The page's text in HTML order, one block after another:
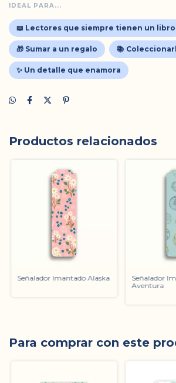
IDEAL PARA...
📖 Lectores que siempre tienen un libro
🎁 Sumar a un regalo 📚
✨ Un detalle que enamora
Productos relacionados
Señalador Imantado Alaska
Señalador
Aventura
Para comprar con este